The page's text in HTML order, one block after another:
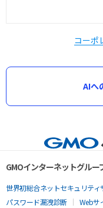
コーポ
AIへ
GMOインターネットグル
世界初総合ネットセキュリティ
パスワード漏洩診断
Webサ